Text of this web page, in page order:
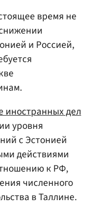
время не
и Россией,
иностранных дел
уровня
с Эстонией
действиями
к РФ,
численного
в Таллине.